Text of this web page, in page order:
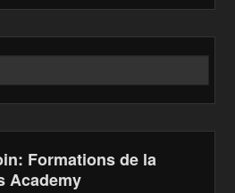
n
k
Formations de la
Academy